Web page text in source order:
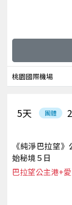
桃園國際機場
團體
5天
《純淨巴拉望
始秘境５日
巴拉望公主港+